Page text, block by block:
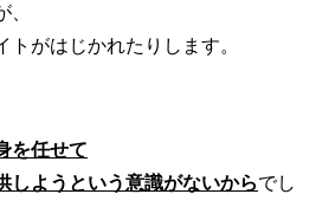
がはじかれたりします。
を任せて
しようという意識がないからでし